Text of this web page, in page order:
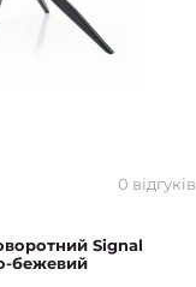
0 відгуків
Signal
бежевий